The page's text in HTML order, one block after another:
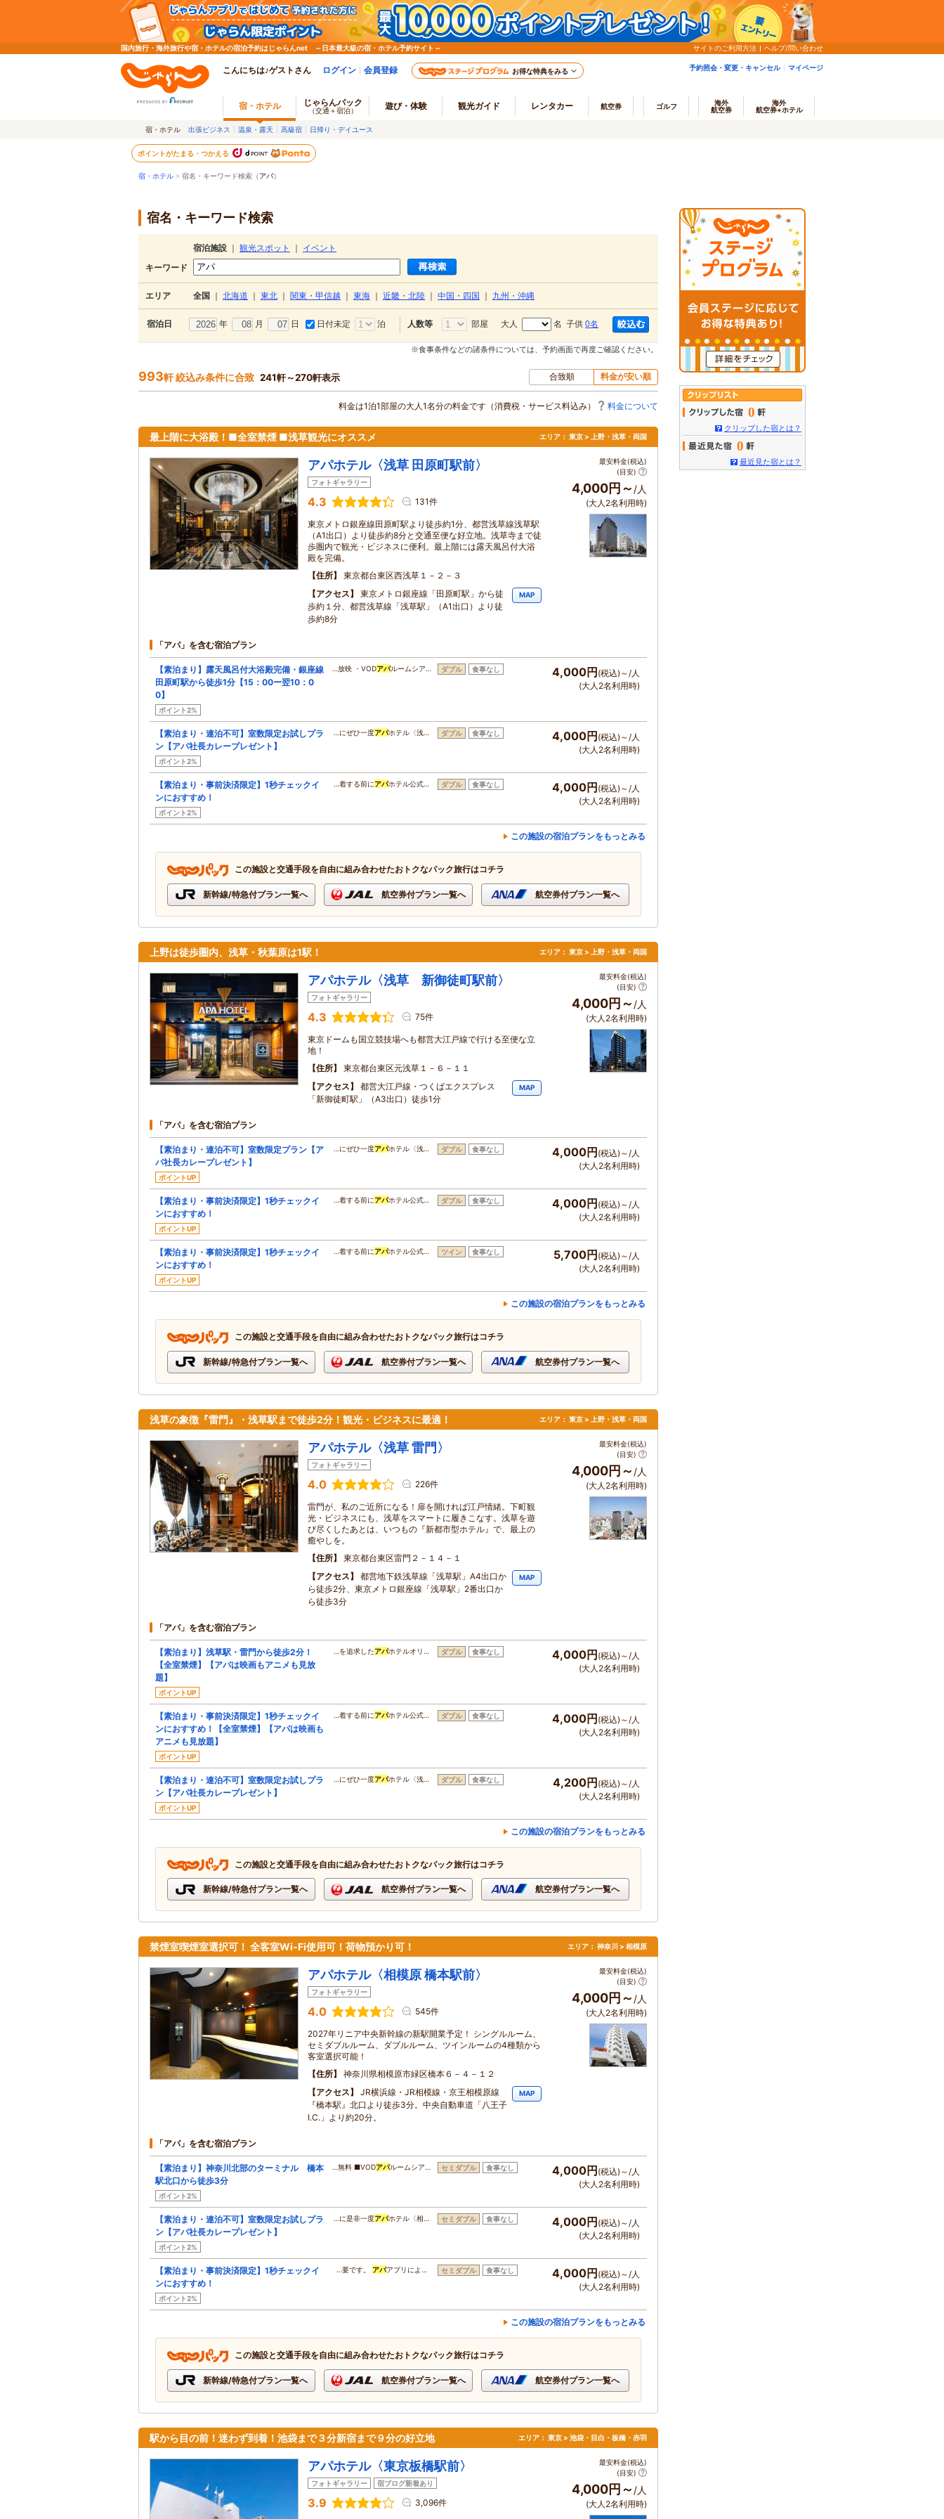
国内旅行・海外旅行や宿・ホテルの宿泊予約はじゃらんnet ～日本最大級の宿・ホテル予約サイト～ サイトのご利用方法 ヘルプ/問い合わせ
こんにちは♪ゲストさん ログイン 会員登録 お得な特典をみる 予約照会・変更・キャンセル マイページ
宿・ホテル じゃらんパック
（交通＋宿泊） 遊び・体験 観光ガイド レンタカー 航空券 ゴルフ
海外
航空券
海外
航空券+ホテル
宿・ホテル 出張ビジネス 温泉・露天 高級宿 日帰り・デイユース
ポイントがたまる・つかえる
宿・ホテル > 宿名・キーワード検索（アパ）
宿名・キーワード検索
宿泊施設 観光スポット
イベント
キーワード
エリア 全国 北海道 東北 関東・甲信越 東海 近畿・北陸 中国・四国 九州・沖縄
宿泊日 年 月 日 日付未定 泊 人数等 部屋 大人 名 子供 0名
※食事条件などの諸条件については、予約画面で再度ご確認ください。
993軒 絞込み条件に合致 241軒～270軒表示 合致順 料金が安い順
料金は1泊1部屋の大人1名分の料金です（消費税・サービス料込み） 料金について
最上階に大浴殿！■全室禁煙 ■浅草観光にオススメ エリア： 東京 > 上野・浅草・両国
アパホテル〈浅草 田原町駅前〉
フォトギャラリー
4.3 131件
東京メトロ銀座線田原町駅より徒歩約1分、都営浅草線浅草駅
（A1出口）より徒歩約8分と交通至便な好立地。浅草寺まで徒
歩圏内で観光・ビジネスに便利。最上階には露天風呂付大浴
殿を完備。
住所
東京都台東区西浅草１－２－３
アクセス
東京メトロ銀座線「田原町駅」から徒
歩約１分、都営浅草線「浅草駅」（A1出口）より徒
歩約8分
MAP
最安料金(税込)
(目安)
4,000円～ /人
(大人2名利用時)
「アパ」を含む宿泊プラン
【素泊まり】露天風呂付大浴殿完備・銀座線
田原町駅から徒歩1分【15：00ー翌10：0
0】
ポイント2%
…放映 ・VODアパルームシア… ダブル 食事なし 4,000円 (税込)～/人
(大人2名利用時)
【素泊まり・連泊不可】室数限定お試しプラ
ン【アパ社長カレープレゼント】
ポイント2%
…にぜひ一度アパホテル〈浅… ダブル 食事なし 4,000円 (税込)～/人
(大人2名利用時)
【素泊まり・事前決済限定】1秒チェックイ
ンにおすすめ！
ポイント2%
…着する前にアパホテル公式… ダブル 食事なし 4,000円 (税込)～/人
(大人2名利用時)
この施設の宿泊プランをもっとみる
この施設と交通手段を自由に組み合わせたおトクなパック旅行はコチラ
新幹線/特急付プラン一覧へ 航空券付プラン一覧へ 航空券付プラン一覧へ
上野は徒歩圏内、浅草・秋葉原は1駅！ エリア： 東京 > 上野・浅草・両国
アパホテル〈浅草 新御徒町駅前〉
フォトギャラリー
4.3 75件
東京ドームも国立競技場へも都営大江戸線で行ける至便な立
地！
住所
東京都台東区元浅草１－６－１１
アクセス
都営大江戸線・つくばエクスプレス
「新御徒町駅」（A3出口）徒歩1分
MAP
最安料金(税込)
(目安)
4,000円～ /人
(大人2名利用時)
「アパ」を含む宿泊プラン
【素泊まり・連泊不可】室数限定プラン【ア
パ社長カレープレゼント】
ポイントUP
…にぜひ一度アパホテル〈浅… ダブル 食事なし 4,000円 (税込)～/人
(大人2名利用時)
【素泊まり・事前決済限定】1秒チェックイ
ンにおすすめ！
ポイントUP
…着する前にアパホテル公式… ダブル 食事なし 4,000円 (税込)～/人
(大人2名利用時)
【素泊まり・事前決済限定】1秒チェックイ
ンにおすすめ！
ポイントUP
…着する前にアパホテル公式… ツイン 食事なし 5,700円 (税込)～/人
(大人2名利用時)
この施設の宿泊プランをもっとみる
この施設と交通手段を自由に組み合わせたおトクなパック旅行はコチラ
新幹線/特急付プラン一覧へ 航空券付プラン一覧へ 航空券付プラン一覧へ
浅草の象徴『雷門』・浅草駅まで徒歩2分！観光・ビジネスに最適！ エリア： 東京 > 上野・浅草・両国
アパホテル〈浅草 雷門〉
フォトギャラリー
4.0 226件
雷門が、私のご近所になる！扉を開ければ江戸情緒。下町観
光・ビジネスにも、浅草をスマートに履きこなす。浅草を遊
び尽くしたあとは、いつもの『新都市型ホテル』で、最上の
癒やしを。
住所
東京都台東区雷門２－１４－１
アクセス
都営地下鉄浅草線「浅草駅」A4出口か
ら徒歩2分、東京メトロ銀座線「浅草駅」2番出口か
ら徒歩3分
MAP
最安料金(税込)
(目安)
4,000円～ /人
(大人2名利用時)
「アパ」を含む宿泊プラン
【素泊まり】浅草駅・雷門から徒歩2分！
【全室禁煙】【アパは映画もアニメも見放
題】
ポイントUP
…を追求したアパホテルオリ… ダブル 食事なし 4,000円(税込)～/人
(大人2名利用時)
【素泊まり・事前決済限定】1秒チェックイ
ンにおすすめ！【全室禁煙】【アパは映画も
アニメも見放題】
ポイントUP
…着する前にアパホテル公式… ダブル 食事なし 4,000円(税込)～/人
(大人2名利用時)
【素泊まり・連泊不可】室数限定お試しプラ
ン【アパ社長カレープレゼント】
ポイントUP
…にぜひ一度アパホテル〈浅… ダブル 食事なし 4,200円(税込)～/人
(大人2名利用時)
この施設の宿泊プランをもっとみる
この施設と交通手段を自由に組み合わせたおトクなパック旅行はコチラ
新幹線/特急付プラン一覧へ 航空券付プラン一覧へ 航空券付プラン一覧へ
禁煙室喫煙室選択可！ 全客室Wi-Fi使用可！荷物預かり可！ エリア： 神奈川 > 相模原
アパホテル〈相模原 橋本駅前〉
フォトギャラリー
4.0 545件
2027年リニア中央新幹線の新駅開業予定！ シングルルーム、
セミダブルルーム、ダブルルーム、ツインルームの4種類から
客室選択可能！
住所
神奈川県相模原市緑区橋本６－４－１２
アクセス
JR横浜線・JR相模線・京王相模原線
『橋本駅』北口より徒歩3分。中央自動車道「八王子
I.C.」より約20分。
MAP
最安料金(税込)
(目安)
4,000円～/人
(大人2名利用時)
「アパ」を含む宿泊プラン
【素泊まり】神奈川北部のターミナル 橋本
駅北口から徒歩3分
ポイント2%
…無料 ■VODアパルームシア… セミダブル 食事なし 4,000円 (税込)～/人
(大人2名利用時)
【素泊まり・連泊不可】室数限定お試しプラ
ン【アパ社長カレープレゼント】
ポイント2%
…に是非一度アパホテル〈相… セミダブル 食事なし 4,000円 (税込)～/人
(大人2名利用時)
【素泊まり・事前決済限定】1秒チェックイ
ンにおすすめ！
ポイント2%
…要です。 アパアプリによ… セミダブル 食事なし 4,000円 (税込)～/人
(大人2名利用時)
この施設の宿泊プランをもっとみる
この施設と交通手段を自由に組み合わせたおトクなパック旅行はコチラ
新幹線/特急付プラン一覧へ 航空券付プラン一覧へ 航空券付プラン一覧へ
駅から目の前！迷わず到着！池袋まで３分新宿まで９分の好立地 エリア： 東京 > 池袋・目白・板橋・赤羽
アパホテル〈東京板橋駅前〉
フォトギャラリー 宿ブログ新着あり
3.9 3,096件
最安料金(税込)
(目安)
4,000円～ /人
(大人2名利用時)
0
クリップした宿とは？
0
最近見た宿とは？